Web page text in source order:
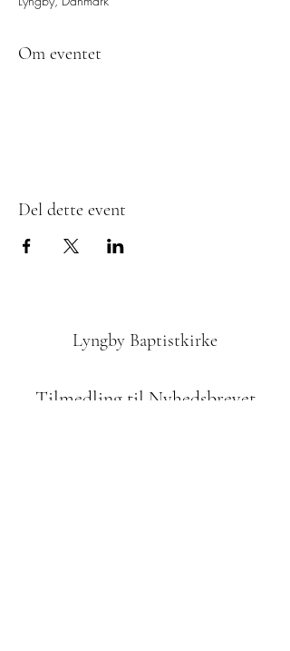
Om eventet
Del dette event
Lyngby Baptistkirke
Tilmedling til Nyhedsbrevet